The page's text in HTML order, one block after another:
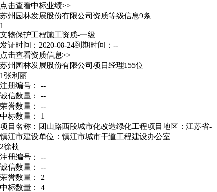
点击查看中标业绩>>
苏州园林发展股份有限公司资质等级信息9条
1
文物保护工程施工资质-一级
发证时间：2020-08-24到期时间：--
点击查看资质信息>>
苏州园林发展股份有限公司项目经理155位
1张利丽
注册编号： --
诚信数量： --
荣誉数量： --
中标数量： 1
项目名称：团山路西段城市化改造绿化工程项目地区：江苏省-
镇江市建设单位：镇江市城市干道工程建设办公室
2徐桢
注册编号： --
诚信数量： --
荣誉数量： 2
中标数量： 4